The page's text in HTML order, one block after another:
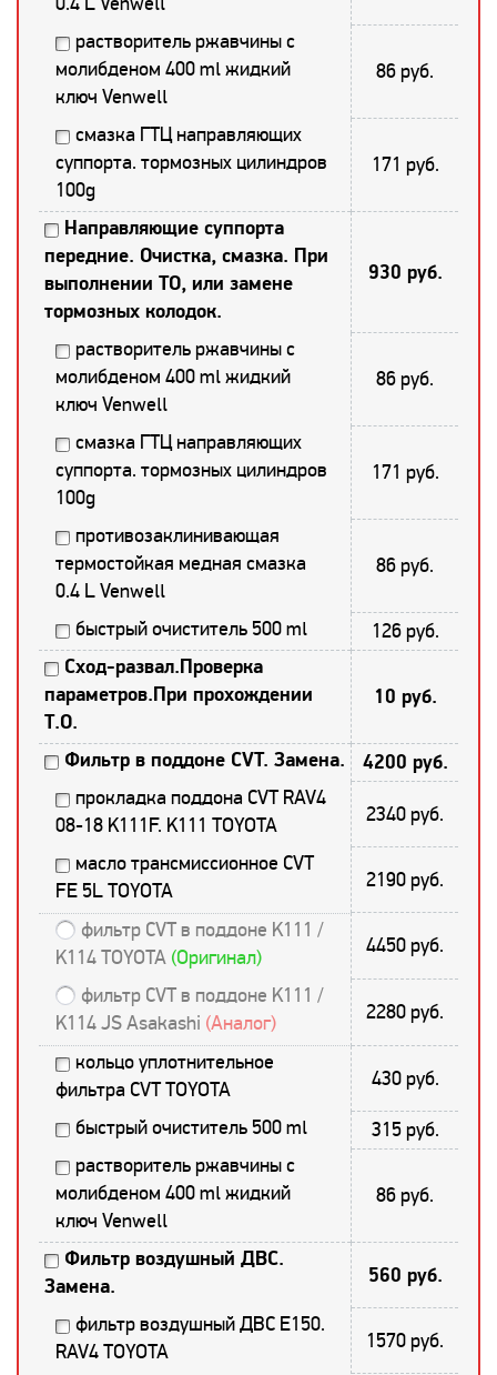
растворитель ржавчины с
молибденом 400 ml жидкий
ключ Venwell
86 руб.
смазка ГТЦ направляющих
суппорта. тормозных цилиндров
100g
171 руб.
Направляющие суппорта
передние. Очистка, смазка. При
выполнении ТО, или замене
тормозных колодок.
930 руб.
растворитель ржавчины с
молибденом 400 ml жидкий
ключ Venwell
86 руб.
смазка ГТЦ направляющих
суппорта. тормозных цилиндров
100g
171 руб.
противозаклинивающая
термостойкая медная смазка
0.4 L Venwell
86 руб.
быстрый очиститель 500 ml 126 руб.
Сход-развал.Проверка
параметров.При прохождении
Т.О.
10 руб.
Фильтр в поддоне CVT. Замена. 4200 руб.
прокладка поддона CVT RAV4
08-18 K111F. K111 TOYOTA
2340 руб.
масло трансмиссионное CVT
FE 5L TOYOTA
2190 руб.
фильтр CVT в поддоне K111 /
K114 TOYOTA (Оригинал) 4450 руб.
фильтр CVT в поддоне K111 /
K114 JS Asakashi (Аналог) 2280 руб.
кольцо уплотнительное
фильтра CVT TOYOTA
430 руб.
быстрый очиститель 500 ml
315 руб.
растворитель ржавчины с
молибденом 400 ml жидкий
ключ Venwell
86 руб.
Фильтр воздушный ДВС.
Замена.
560 руб.
фильтр воздушный ДВС E150.
RAV4 TOYOTA
1570 руб.